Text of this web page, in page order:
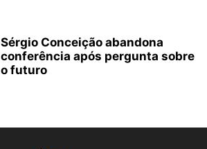
Sérgio Conceição abandona
conferência após pergunta sobre
o futuro